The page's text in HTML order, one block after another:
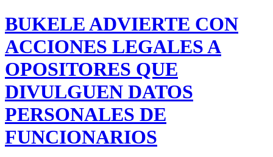
BUKELE ADVIERTE CON
ACCIONES LEGALES A
OPOSITORES QUE
DIVULGUEN DATOS
PERSONALES DE
FUNCIONARIOS